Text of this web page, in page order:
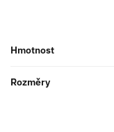
Hmotnost
Rozměry